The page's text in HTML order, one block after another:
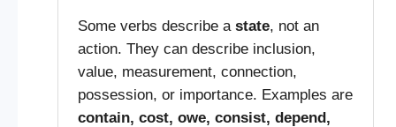
Some verbs describe a state, not an
action. They can describe inclusion,
value, measurement, connection,
possession, or importance. Examples are
contain, cost, owe, consist, depend,